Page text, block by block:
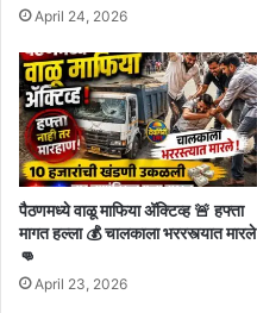
April 24, 2026
पैठणमध्ये वाळू माफिया अ‍ॅक्टिव्ह 🚨 हफ्ता
मागत हल्ला 💰 चालकाला भररस्त्यात मारले
👊
April 23, 2026